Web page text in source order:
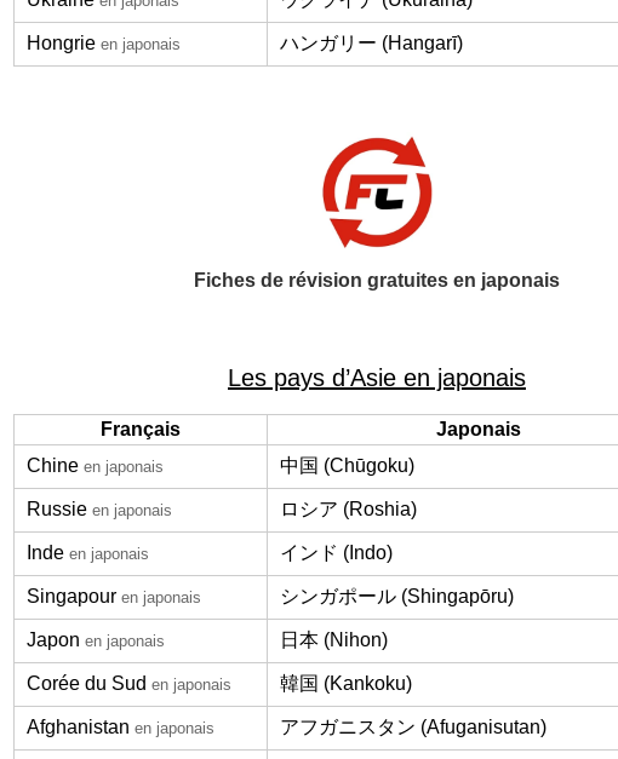
Hongrie en japonais ハンガリー (Hangarī)
Fiches de révision gratuites en japonais
Les pays d’Asie en japonais
Français
Japonais
Chine en japonais 中国 (Chūgoku)
Russie en japonais ロシア (Roshia)
Inde en japonais インド (Indo)
Singapour en japonais シンガポール (Shingapōru)
Japon en japonais 日本 (Nihon)
Corée du Sud en japonais 韓国 (Kankoku)
Afghanistan en japonais アフガニスタン (Afuganisutan)